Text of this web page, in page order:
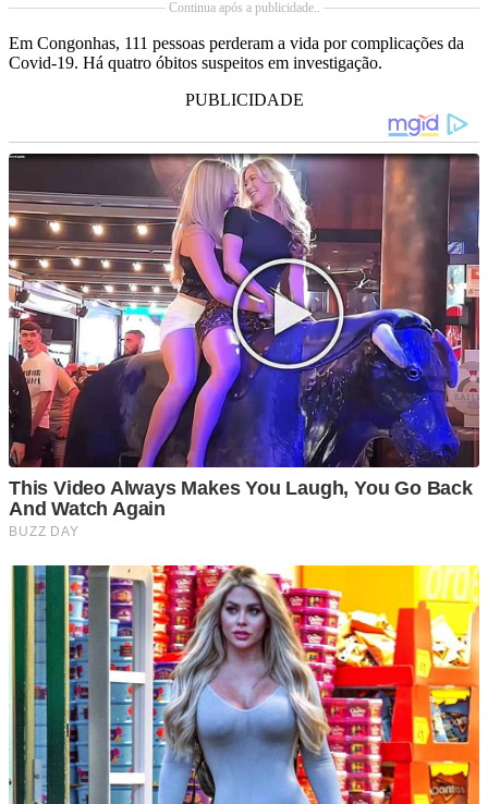
Continua após a publicidade..
Em Congonhas, 111 pessoas perderam a vida por complicações da
Covid-19. Há quatro óbitos suspeitos em investigação.
PUBLICIDADE